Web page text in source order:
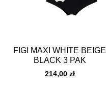
FIGI MAXI WHITE BEIGE
BLACK 3 PAK
214,00 zł